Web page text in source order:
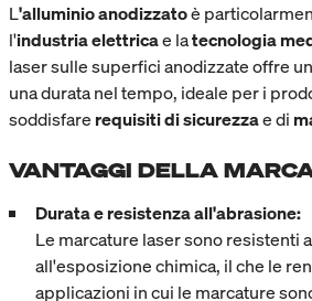
L'alluminio anodizzatoè
l'industria elettricae latecnologia
laser sulle superfici anodizzate offre
una durata nel tempo, ideale per i
soddisfare requisitidi sicurezzae di
VANTAGGI DELLA
Durata e resistenza all'abrasione:
Le marcature laser sono resistenti
all'esposizione chimica, il che le
applicazioni in cui le marcature